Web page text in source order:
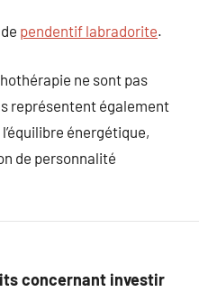
pendentif labradorite.
ne sont pas
représentent également
énergétique,
de personnalité
concernant investir